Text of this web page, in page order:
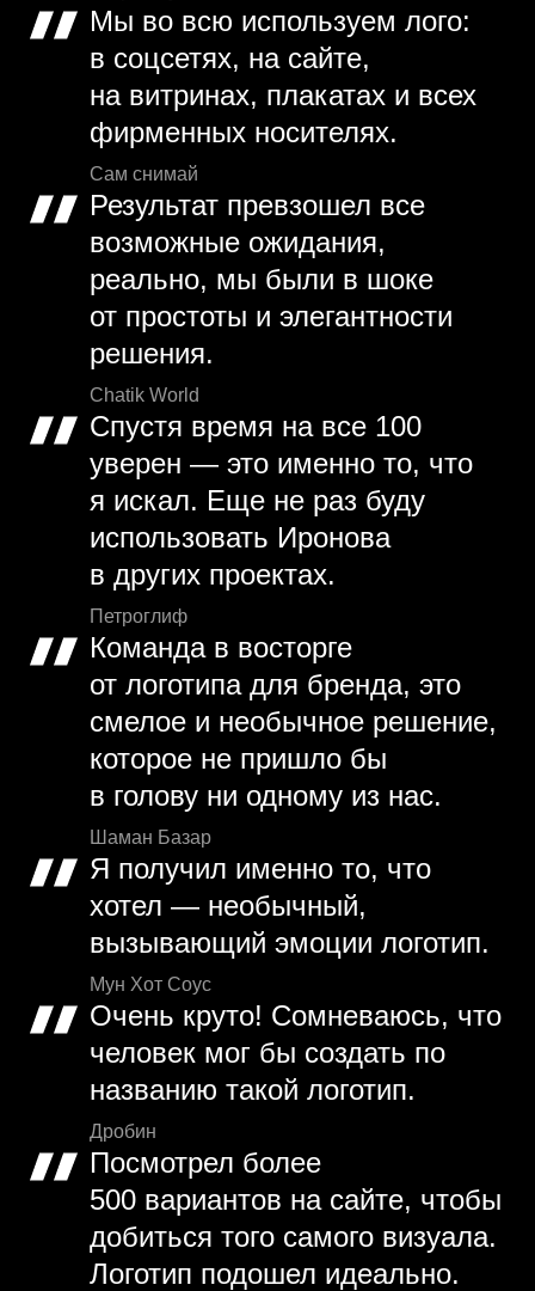
Мы во всю используем лого:
в соцсетях, на сайте,
на витринах, плакатах и всех
фирменных носителях.
Сам снимай
Результат превзошел все
возможные ожидания,
реально, мы были в шоке
от простоты и элегантности
решения.
Chatik World
Спустя время на все 100
уверен — это именно то, что
я искал. Еще не раз буду
использовать Иронова
в других проектах.
Петроглиф
Команда в восторге
от логотипа для бренда, это
смелое и необычное решение,
которое не пришло бы
в голову ни одному из нас.
Шаман Базар
Я получил именно то, что
хотел — необычный,
вызывающий эмоции логотип.
Мун Хот Соус
Очень круто! Сомневаюсь, что
человек мог бы создать по
названию такой логотип.
Дробин
Посмотрел более
500 вариантов на сайте, чтобы
добиться того самого визуала.
Логотип подошел идеально.